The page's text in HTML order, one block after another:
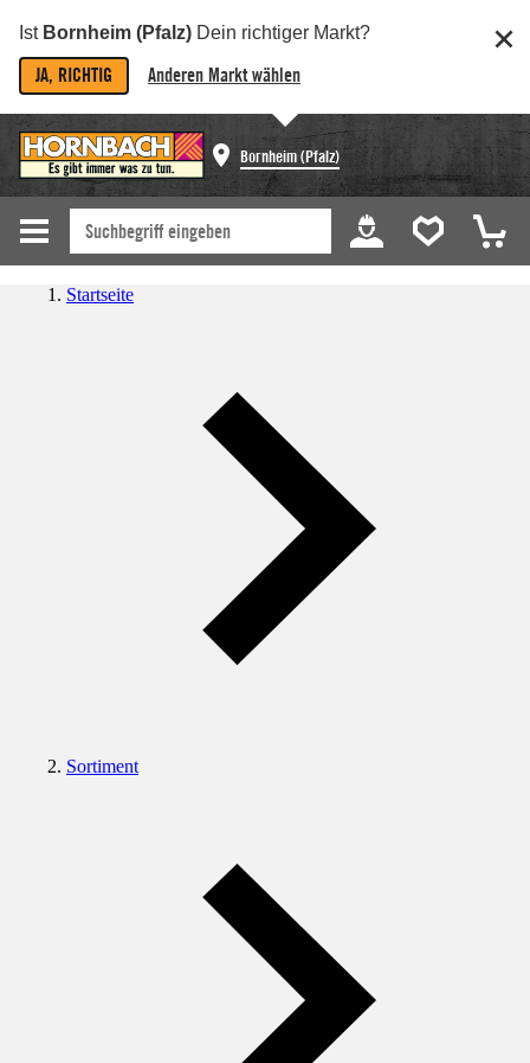
Ist Bornheim (Pfalz) Dein richtiger Markt?
JA, RICHTIG Anderen Markt wählen
Bornheim (Pfalz)
Startseite
Sortiment